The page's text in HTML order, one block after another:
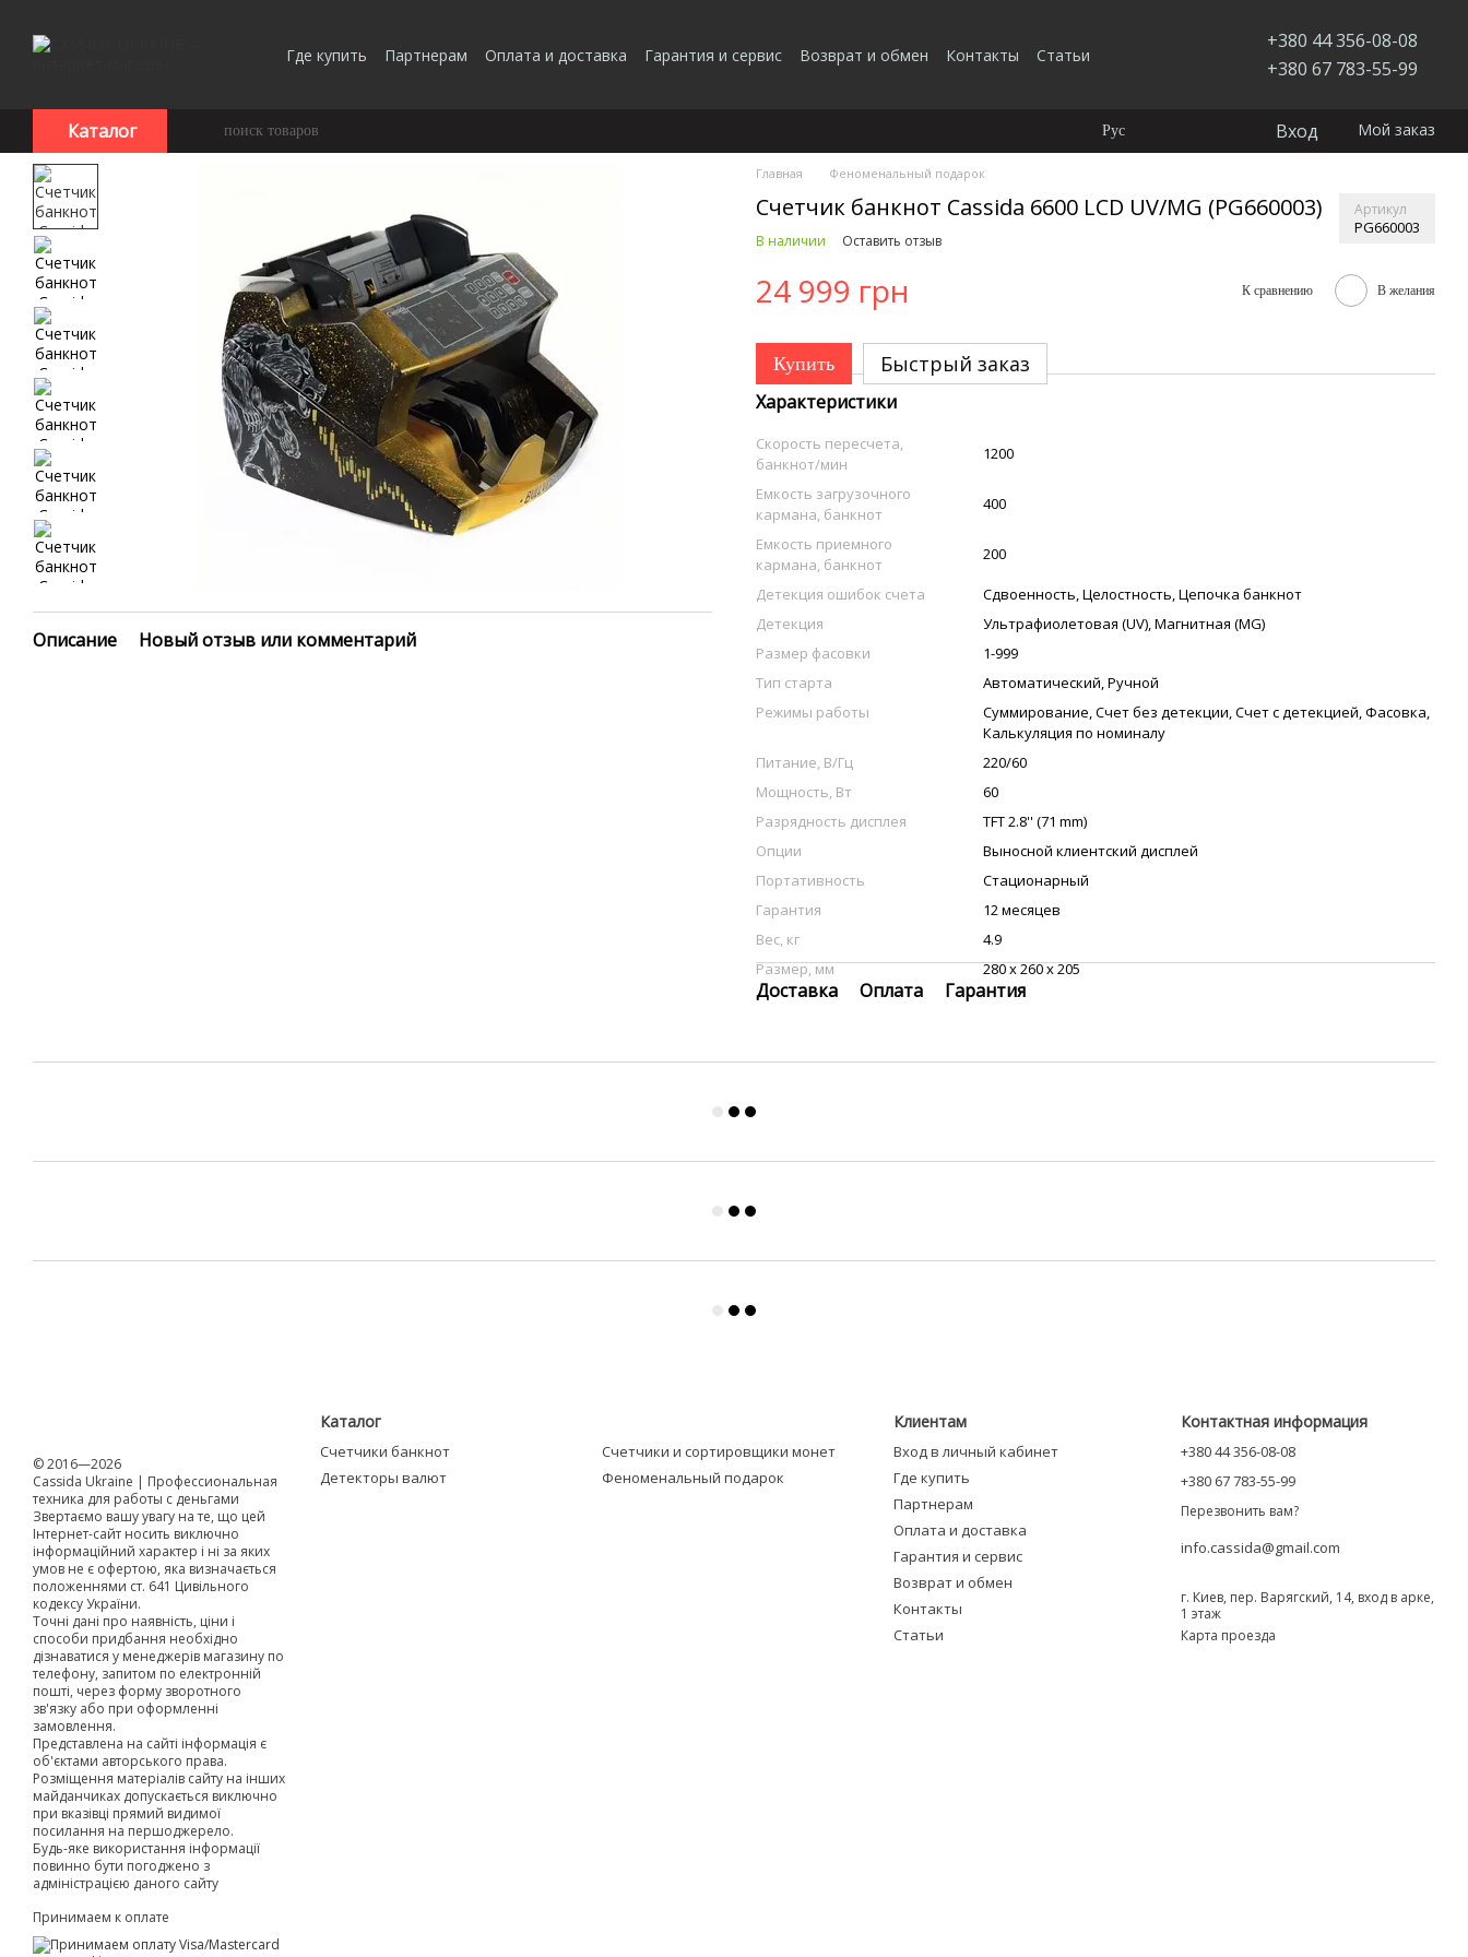
Где купить
Партнерам Оплата и доставка Гарантия и сервис Возврат и обмен Контакты Статьи
+380 44 356-08-08
+380 67 783-55-99
Каталог Рус Вход Мой заказ
Описание Новый отзыв или комментарий
Главная Феноменальный подарок
Счетчик банкнот Cassida 6600 LCD UV/MG (PG660003) Артикул
PG660003
В наличии Оставить отзыв
24 999 грн К сравнению В желания
Купить Быстрый заказ
Характеристики
Скорость пересчета,
банкнот/мин
1200
Емкость загрузочного
кармана, банкнот
400
Емкость приемного
кармана, банкнот
200
Детекция ошибок счета
Сдвоенность, Целостность, Цепочка банкнот
Детекция
Ультрафиолетовая (UV), Магнитная (MG)
Размер фасовки
1-999
Тип старта
Автоматический, Ручной
Режимы работы
Суммирование, Счет без детекции, Счет с детекцией, Фасовка,
Калькуляция по номиналу
Питание, В/Гц
220/60
Мощность, Вт
60
Разрядность дисплея
TFT 2.8'' (71 mm)
Опции
Выносной клиентский дисплей
Портативность
Стационарный
Гарантия
12 месяцев
Вес, кг
4.9
Размер, мм
280 х 260 х 205
Доставка Оплата Гарантия
© 2016—2026
Cassida Ukraine | Профессиональная
техника для работы с деньгами
Звертаємо вашу увагу на те, що цей
Інтернет-сайт носить виключно
інформаційний характер і ні за яких
умов не є офертою, яка визначається
положеннями ст. 641 Цивільного
кодексу України.
Точні дані про наявність, ціни і
способи придбання необхідно
дізнаватися у менеджерів магазину по
телефону, запитом по електронній
пошті, через форму зворотного
зв'язку або при оформленні
замовлення.
Представлена на сайті інформація є
об'єктами авторського права.
Розміщення матеріалів сайту на інших
майданчиках допускається виключно
при вказівці прямий видимої
посилання на першоджерело.
Будь-яке використання інформації
повинно бути погоджено з
адміністрацією даного сайту
Принимаем к оплате
Каталог
Счетчики банкнот
Детекторы валют
Счетчики и сортировщики монет
Феноменальный подарок
Клиентам
Вход в личный кабинет
Где купить
Партнерам
Оплата и доставка
Гарантия и сервис
Возврат и обмен
Контакты
Статьи
Контактная информация
+380 44 356-08-08
+380 67 783-55-99
Перезвонить вам?
info.cassida@gmail.com
г. Киев, пер. Варягский, 14, вход в арке,
1 этаж
Карта проезда